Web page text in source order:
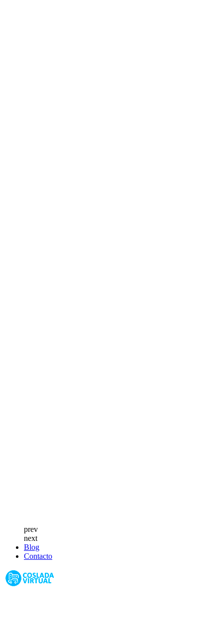
prev
next
Blog
Contacto